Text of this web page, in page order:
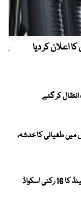
اعلان کر دیا
کر گئے
میں طغیانی کا خدشہ،
پاکستان کیخلاف ٹیسٹ سیریز ، انگلینڈ کا 16 رکنی اسکواڈ